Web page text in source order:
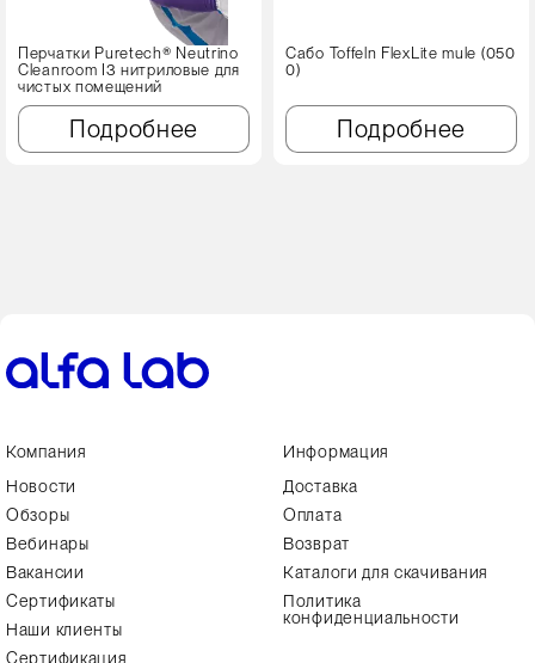
Перчатки Puretech® Neutrino
Cleanroom I3 нитриловые для
чистых помещений
Подробнее
Сабо Toffeln FlexLite mule (050
0)
Подробнее
Компания
Новости
Обзоры
Вебинары
Вакансии
Сертификаты
Наши клиенты
Сертификация
Информация
Доставка
Оплата
Возврат
Каталоги для скачивания
Политика
конфиденциальности